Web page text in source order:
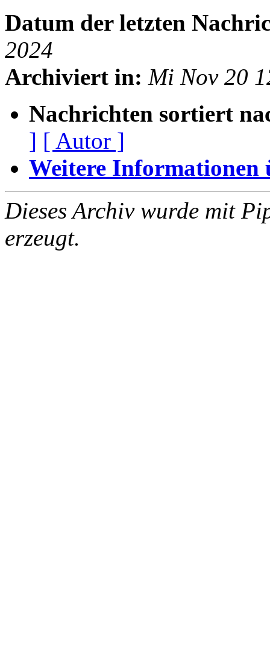
Datum der letzten
2024
Archiviert in: Mi Nov 20
Nachrichten sortiert
] [ Autor ]
Weitere Informationen
Dieses Archiv wurde mit
erzeugt.